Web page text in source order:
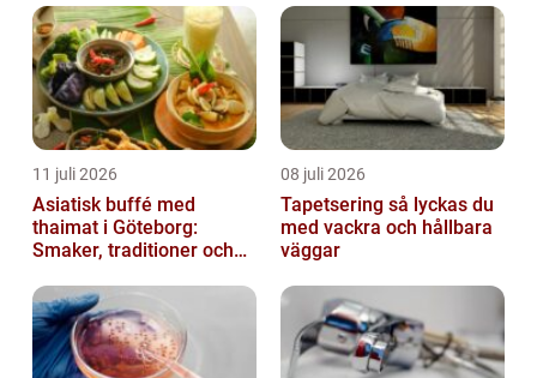
11 juli 2026
Asiatisk buffé med
thaimat i Göteborg:
Smaker, traditioner och
08 juli 2026
Tapetsering så lyckas du
med vackra och hållbara
väggar